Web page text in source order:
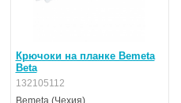
Крючоки на планке Bemeta
Beta
132105112
Bemeta (Чехия)